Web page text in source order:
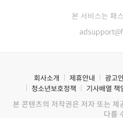
본 서비스는 패
회사소개 제휴안내 광고
청소년보호정책
기사배열 책
본 콘텐츠의 저작권은 저자 또는
다를